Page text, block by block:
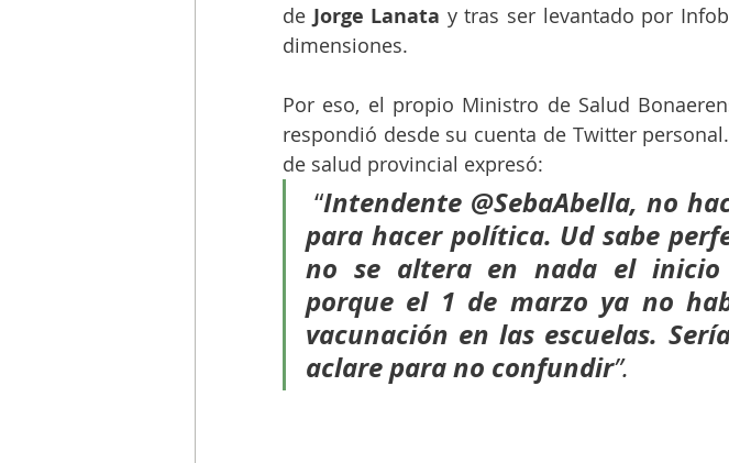
de Jorge Lanata y tras ser levantado por
dimensiones.
Por eso, el propio Ministro de Salud
respondió desde su cuenta de Twitter
de salud provincial expresó:
“Intendente @SebaAbella, no
para hacer política. Ud sabe
no se altera en nada el inicio
porque el 1 de marzo ya no
vacunación en las escuelas.
aclare para no confundir”.